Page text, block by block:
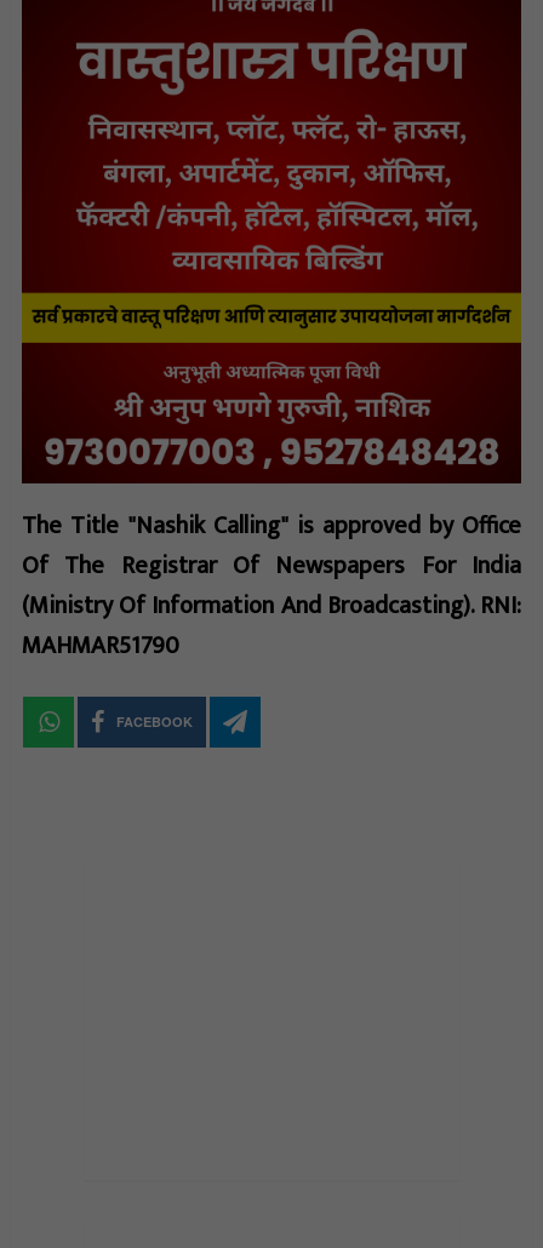
The Title "Nashik Calling" is approved by Office
Of The Registrar Of Newspapers For India
(Ministry Of Information And Broadcasting). RNI:
MAHMAR51790
FACEBOOK